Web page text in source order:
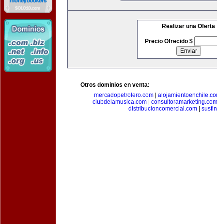
Realizar una Oferta
Precio Ofrecido $
Otros dominios en venta:
mercadopetrolero.com|
clubdelamusica.com
consultoramarketing.com
distribucioncomercial.com